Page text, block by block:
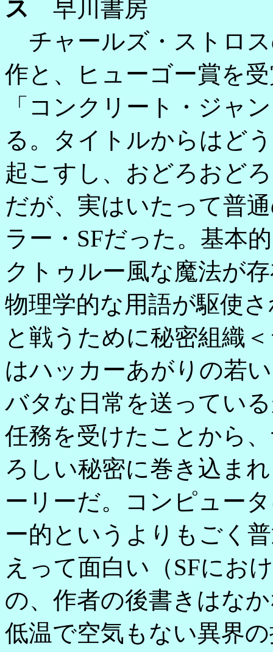
ス 早川書房
チャールズ・ストロ
作と、ヒューゴー賞を
「コンクリート・ジャ
る。タイトルからはど
起こすし、おどろおど
だが、実はいたって普
ラー・SFだった。基本
クトゥルー風な魔法が
物理学的な用語が駆使
と戦うために秘密組織
はハッカーあがりの若
バタな日常を送ってい
任務を受けたことから
ろしい秘密に巻き込ま
ーリーだ。コンピュー
ー的というよりもごく
えって面白い（SFにお
の、作者の後書きはな
低温で空気もない異界